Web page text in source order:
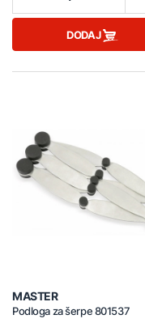
DODAJ
MASTER
Podloga za šerpe 801537